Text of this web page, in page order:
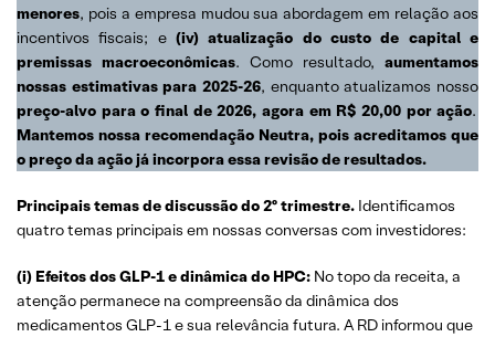
menores, pois a empresa mudou sua abordagem em relação aos
incentivos fiscais; e (iv) atualização do custo de capital e
premissas macroeconômicas. Como resultado, aumentamos
nossas estimativas para 2025-26, enquanto atualizamos nosso
preço-alvo para o final de 2026, agora em R$ 20,00 por ação.
Mantemos nossa recomendação Neutra, pois acreditamos que
o preço da ação já incorpora essa revisão de resultados.
Principais temas de discussão do 2º trimestre. Identificamos
quatro temas principais em nossas conversas com investidores:
(i) Efeitos dos GLP-1 e dinâmica do HPC: No topo da receita, a
atenção permanece na compreensão da dinâmica dos
medicamentos GLP-1 e sua relevância futura. A RD informou que